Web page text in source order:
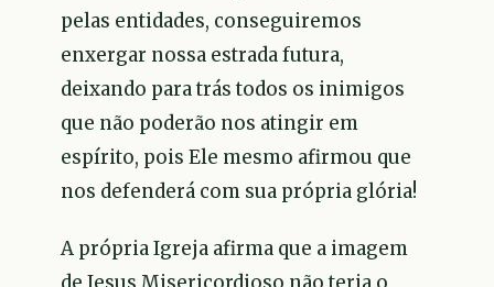
pelas entidades, conseguiremos
enxergar nossa estrada futura,
deixando para trás todos os inimigos
que não poderão nos atingir em
espírito, pois Ele mesmo afirmou que
nos defenderá com sua própria glória!
A própria Igreja afirma que a imagem